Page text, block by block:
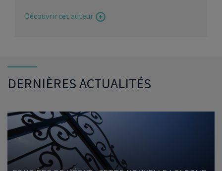
Découvrir cet auteur
DERNIÈRES ACTUALITÉS